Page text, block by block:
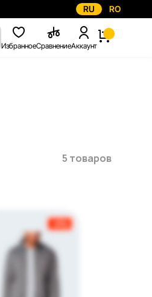
RU RO
ИзбранноеСравнениеАккаунт
5 товаров